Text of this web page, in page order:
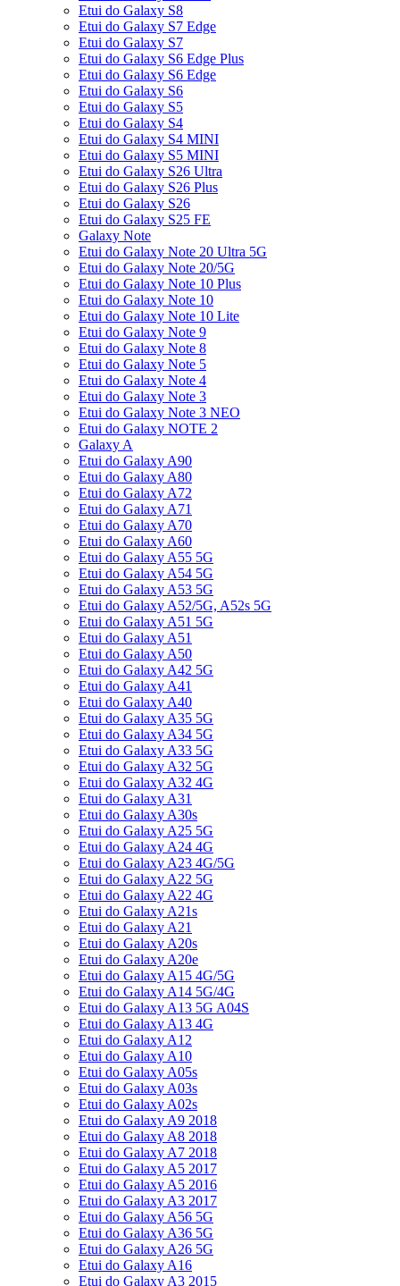
Etui do Galaxy S8
Etui do Galaxy S7 Edge
Etui do Galaxy S7
Etui do Galaxy S6 Edge Plus
Etui do Galaxy S6 Edge
Etui do Galaxy S6
Etui do Galaxy S5
Etui do Galaxy S4
Etui do Galaxy S4 MINI
Etui do Galaxy S5 MINI
Etui do Galaxy S26 Ultra
Etui do Galaxy S26 Plus
Etui do Galaxy S26
Etui do Galaxy S25 FE
Galaxy Note
Etui do Galaxy Note 20 Ultra 5G
Etui do Galaxy Note 20/5G
Etui do Galaxy Note 10 Plus
Etui do Galaxy Note 10
Etui do Galaxy Note 10 Lite
Etui do Galaxy Note 9
Etui do Galaxy Note 8
Etui do Galaxy Note 5
Etui do Galaxy Note 4
Etui do Galaxy Note 3
Etui do Galaxy Note 3 NEO
Etui do Galaxy NOTE 2
Galaxy A
Etui do Galaxy A90
Etui do Galaxy A80
Etui do Galaxy A72
Etui do Galaxy A71
Etui do Galaxy A70
Etui do Galaxy A60
Etui do Galaxy A55 5G
Etui do Galaxy A54 5G
Etui do Galaxy A53 5G
Etui do Galaxy A52/5G, A52s 5G
Etui do Galaxy A51 5G
Etui do Galaxy A51
Etui do Galaxy A50
Etui do Galaxy A42 5G
Etui do Galaxy A41
Etui do Galaxy A40
Etui do Galaxy A35 5G
Etui do Galaxy A34 5G
Etui do Galaxy A33 5G
Etui do Galaxy A32 5G
Etui do Galaxy A32 4G
Etui do Galaxy A31
Etui do Galaxy A30s
Etui do Galaxy A25 5G
Etui do Galaxy A24 4G
Etui do Galaxy A23 4G/5G
Etui do Galaxy A22 5G
Etui do Galaxy A22 4G
Etui do Galaxy A21s
Etui do Galaxy A21
Etui do Galaxy A20s
Etui do Galaxy A20e
Etui do Galaxy A15 4G/5G
Etui do Galaxy A14 5G/4G
Etui do Galaxy A13 5G A04S
Etui do Galaxy A13 4G
Etui do Galaxy A12
Etui do Galaxy A10
Etui do Galaxy A05s
Etui do Galaxy A03s
Etui do Galaxy A02s
Etui do Galaxy A9 2018
Etui do Galaxy A8 2018
Etui do Galaxy A7 2018
Etui do Galaxy A5 2017
Etui do Galaxy A5 2016
Etui do Galaxy A3 2017
Etui do Galaxy A56 5G
Etui do Galaxy A36 5G
Etui do Galaxy A26 5G
Etui do Galaxy A16
Etui do Galaxy A3 2015